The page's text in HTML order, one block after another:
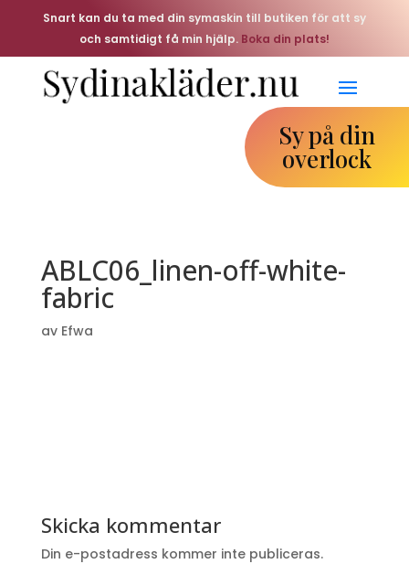
Snart kan du ta med din symaskin till butiken för att sy
och samtidigt få min hjälp. Boka din plats!
Sy på din
overlock
ABLC06_linen-off-white-
fabric
av Efwa
Skicka kommentar
Din e-postadress kommer inte publiceras.